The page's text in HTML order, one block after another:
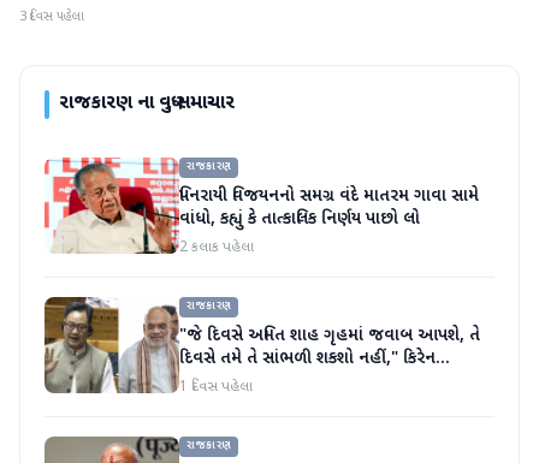
3 દિવસ પહેલા
રાજકારણના વધુ સમાચાર
રાજકારણ
પિનરાયી વિજયનનો સમગ્ર વંદે માતરમ ગાવા સામે
વાંધો, કહ્યું કે તાત્કાલિક નિર્ણય પાછો લો
2 કલાક પહેલા
રાજકારણ
"જે દિવસે અમિત શાહ ગૃહમાં જવાબ આપશે, તે
દિવસે તમે તે સાંભળી શકશો નહીં," કિરેન
રિજિજુએ વિપક્ષી પાર્ટીઓ પર પ્રહાર કર્યા
1 દિવસ પહેલા
રાજકારણ